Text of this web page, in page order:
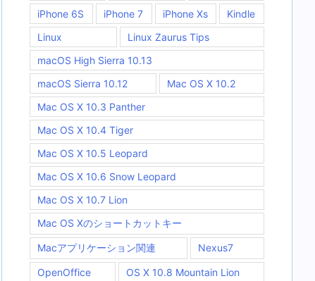
iPhone 6S
iPhone 7 iPhone Xs
Kindle
Linux
Linux Zaurus Tips
macOS High Sierra 10.13
macOS Sierra 10.12
Mac OS X 10.2
Mac OS X 10.3 Panther
Mac OS X 10.4 Tiger
Mac OS X 10.5 Leopard
Mac OS X 10.6 Snow Leopard
Mac OS X 10.7 Lion
Mac OS Xのショートカットキー
Macアプリケーション関連 Nexus7
OpenOffice
OS X 10.8 Mountain Lion